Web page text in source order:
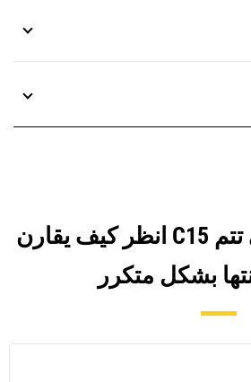
انظر كيف يقارن C15 بالمنتجات التي تتم